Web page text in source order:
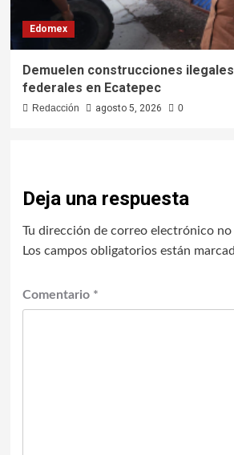
Edomex
Demuelen construcciones
federales en Ecatepec
Redacción agosto 5, 2026 0
Deja una respuesta
Tu dirección de correo electrónico no
Los campos obligatorios están
Comentario *